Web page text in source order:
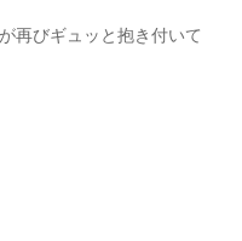
再びギュッと抱き付いて